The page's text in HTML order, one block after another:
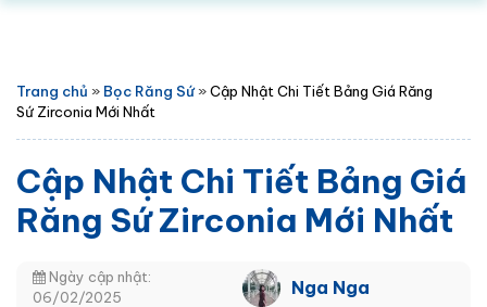
Trang chủ » Bọc Răng Sứ»Cập Nhật Chi Tiết Bảng Giá Răng
Sứ Zirconia Mới Nhất
Cập Nhật Chi Tiết Bảng Giá
Răng Sứ Zirconia Mới Nhất
Ngày cập nhật:
06/02/2025
Nga Nga